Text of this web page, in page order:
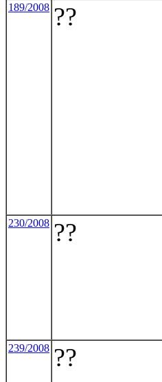
189/2008 ??
230/2008 ??
239/2008 ??